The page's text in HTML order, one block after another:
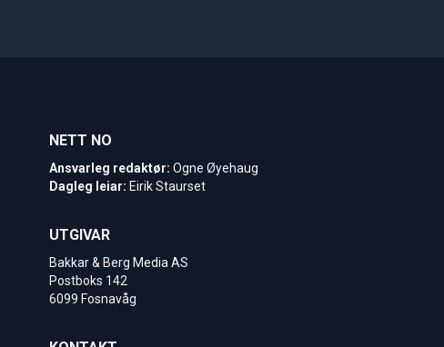
NETT NO
Ansvarleg redaktør: Ogne Øyehaug
Dagleg leiar: Eirik Staurset
UTGIVAR
Bakkar & Berg Media AS
Postboks 142
6099 Fosnavåg